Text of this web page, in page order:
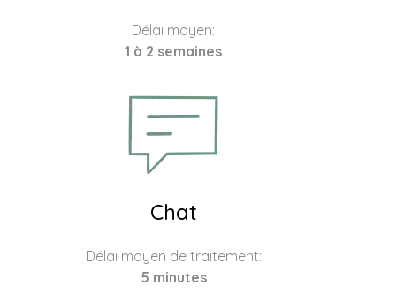
Délai moyen:
1 à 2 semaines
Chat
Délai moyen de traitement:
5 minutes